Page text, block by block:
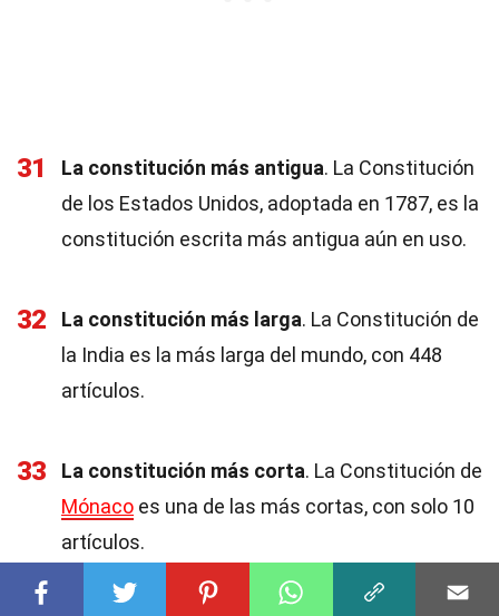
31 La constitución más antigua. La Constitución
de los Estados Unidos, adoptada en 1787, es la
constitución escrita más antigua aún en uso.
32 La constitución más larga. La Constitución de
la India es la más larga del mundo, con 448
artículos.
33 La constitución más corta. La Constitución de
Mónaco es una de las más cortas, con solo 10
artículos.